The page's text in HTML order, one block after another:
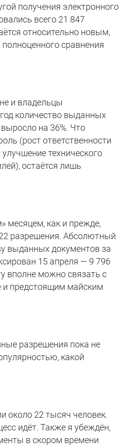
получения электронного
всего 21 847
относительно новым,
сравнения
и владельцы
количество выданных
на 36%. Что
(рост ответственности
технического
остаётся лишь
как и прежде,
разрешения. Абсолютный
выданных документов за
15 апреля — 9 796
вполне можно связать с
и предстоящим майским
разрешения пока не
какой
около 22 тысяч человек.
идёт. Также я убеждён,
в скором времени